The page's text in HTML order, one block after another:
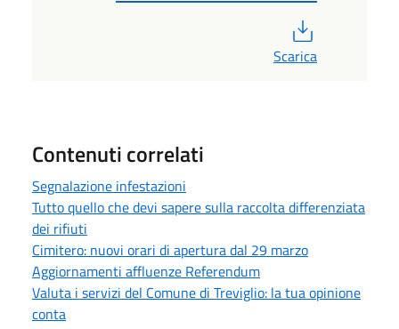
Scarica
Contenuti correlati
Segnalazione infestazioni
Tutto quello che devi sapere sulla raccolta differenziata
dei rifiuti
Cimitero: nuovi orari di apertura dal 29 marzo
Aggiornamenti affluenze Referendum
Valuta i servizi del Comune di Treviglio: la tua opinione
conta